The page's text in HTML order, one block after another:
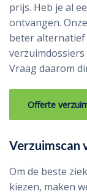
prijs. Heb je al
ontvangen.
beter alternatief
Vraag daarom
Offerte
Verzuimscan
Om de beste
kiezen, maken